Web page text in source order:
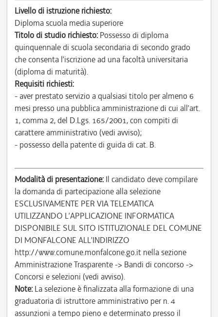
Livello di istruzione richiesto:
Diploma scuola media superiore
Titolo di studio richiesto: Possesso di diploma
quinquennale di scuola secondaria di secondo grado
che consenta l’iscrizione ad una facoltà universitaria
(diploma di maturità).
Requisiti richiesti:
- aver prestato servizio a qualsiasi titolo per almeno 6
mesi presso una pubblica amministrazione di cui all’art.
1, comma 2, del D.Lgs. 165/2001, con compiti di
carattere amministrativo (vedi avviso);
- possesso della patente di guida di cat. B.
Modalità di presentazione: Il candidato deve compilare
la domanda di partecipazione alla selezione
ESCLUSIVAMENTE PER VIA TELEMATICA
UTILIZZANDO L’APPLICAZIONE INFORMATICA
DISPONIBILE SUL SITO ISTITUZIONALE DEL COMUNE
DI MONFALCONE ALL’INDIRIZZO
http://www.comune.monfalcone.go.it nella sezione
Amministrazione Trasparente -> Bandi di concorso ->
Concorsi e selezioni (vedi avviso).
Note: La selezione è finalizzata alla formazione di una
graduatoria di istruttore amministrativo per n. 4
assunzioni a tempo pieno e determinato presso il